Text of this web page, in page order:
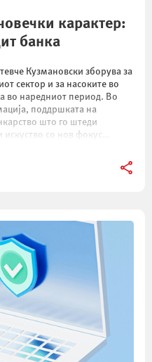
карактер:
банка
Кузмановски зборува за
сектор и за насоките во
во наредниот период. Во
поддршката на
што го штеди
со нов фокус